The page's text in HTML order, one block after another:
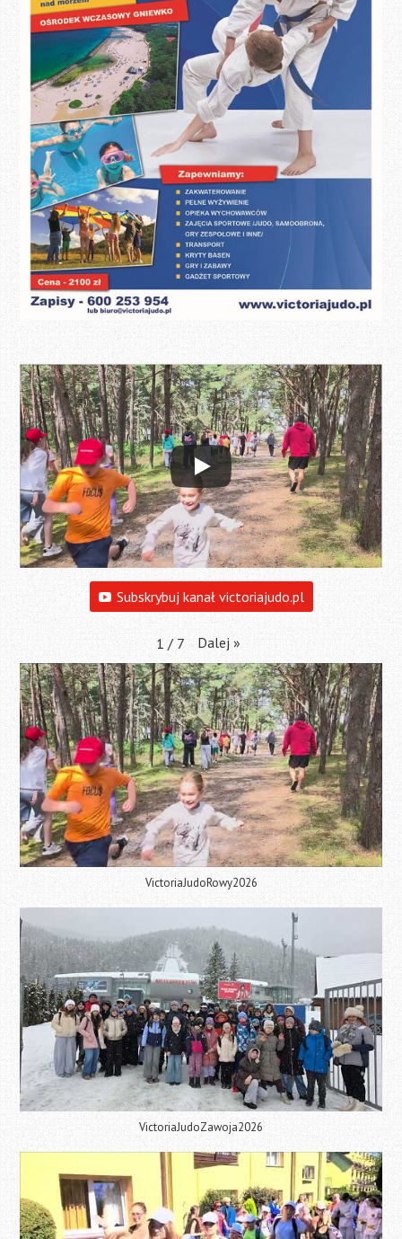
Subskrybuj kanał victoriajudo.pl
1 / 7 Dalej »
VictoriaJudoRowy2026
VictoriaJudoZawoja2026